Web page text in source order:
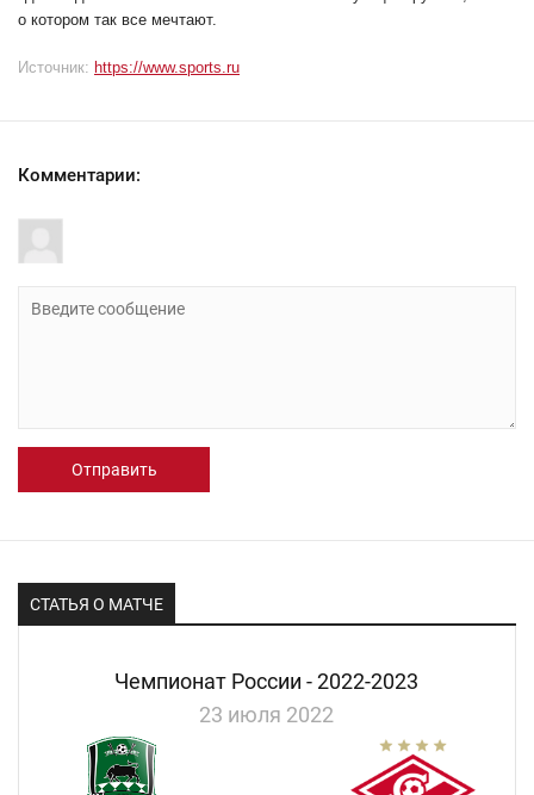
о котором так все мечтают.
Источник: https://www.sports.ru
Комментарии:
Отправить
СТАТЬЯ О МАТЧЕ
Чемпионат России - 2022-2023
23 июля 2022